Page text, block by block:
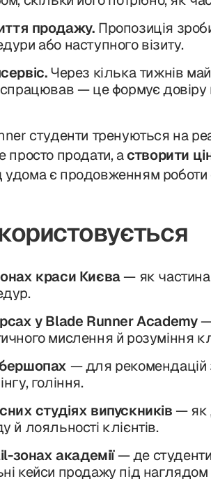
продажу. Пропозиція
або наступного візиту.
Через кілька тижнів
спрацював — це формує довіру
студенти тренуються на
просто продати, астворити
є продовженням роботи
краси Києва— як частина
у Blade Runner Academy—
мислення й розуміння
— для рекомендацій
гоління.
студіях випускників— як
й лояльності клієнтів.
зонах академії— де
кейси продажу під